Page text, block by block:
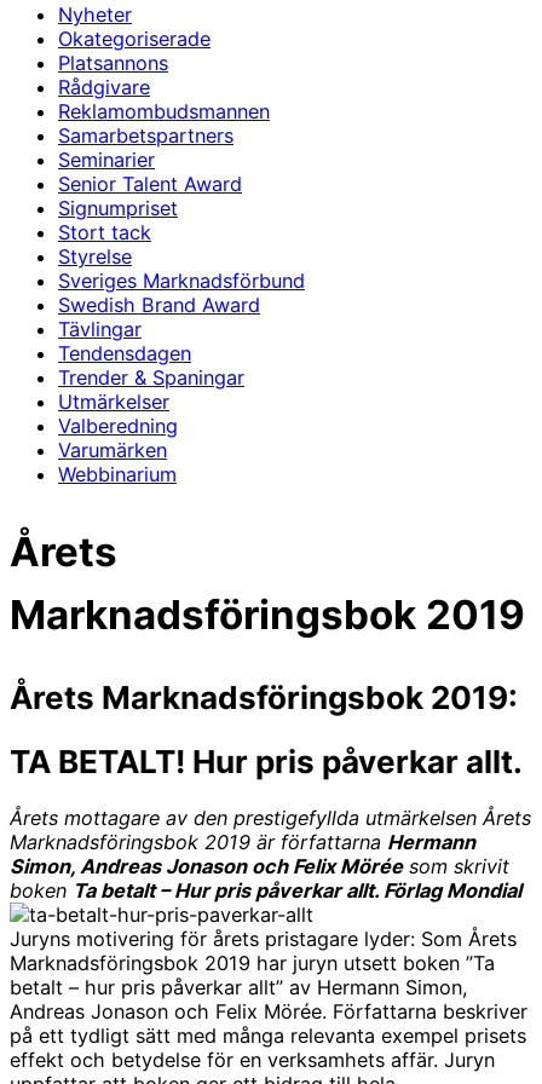
Nyheter
Okategoriserade
Platsannons
Rådgivare
Reklamombudsmannen
Samarbetspartners
Seminarier
Senior Talent Award
Signumpriset
Stort tack
Styrelse
Sveriges Marknadsförbund
Swedish Brand Award
Tävlingar
Tendensdagen
Trender & Spaningar
Utmärkelser
Valberedning
Varumärken
Webbinarium
Årets
Marknadsföringsbok 2019
Årets Marknadsföringsbok 2019:
TA BETALT! Hur pris påverkar allt.
Årets mottagare av den prestigefyllda utmärkelsen Årets
Marknadsföringsbok 2019 är författarna Hermann
Simon, Andreas Jonason och Felix Möréesom skrivit
boken Ta betalt – Hur pris påverkar allt. Förlag Mondial
Juryns motivering för årets pristagare lyder: Som Årets
Marknadsföringsbok 2019 har juryn utsett boken ”Ta
betalt – hur pris påverkar allt” av Hermann Simon,
Andreas Jonason och Felix Mörée. Författarna beskriver
på ett tydligt sätt med många relevanta exempel prisets
effekt och betydelse för en verksamhets affär. Juryn